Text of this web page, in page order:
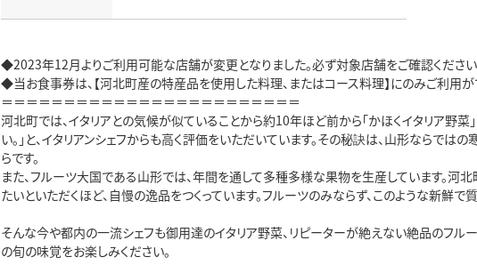
◆2023年12月よりご利用可能な店舗が変更となりました。必ず対象店舗をご確認くださ
◆当お食事券は、【河北町産の特産品を使用した料理、またはコース料理】にのみご利用
＝＝＝＝＝＝＝＝＝＝＝＝＝＝＝＝＝＝＝＝＝＝＝＝
河北町では、イタリアとの気候が似ていることから約10年ほど前から「かほくイタリア野菜
い。」と、イタリアンシェフからも高く評価をいただいています。その秘訣は、山形ならで
らです。
また、フルーツ大国である山形では、年間を通して多種多様な果物を生産しています。河北
たいといただくほど、自慢の逸品をつくっています。フルーツのみならず、このような新鮮
そんな今や都内の一流シェフも御用達のイタリア野菜、リピーターが絶えない絶品のフル
の旬の味覚をお楽しみください。